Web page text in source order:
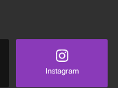
Instagram